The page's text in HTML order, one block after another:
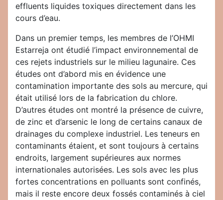
effluents liquides toxiques directement dans les
cours d’eau.
Dans un premier temps, les membres de l’OHMI
Estarreja ont étudié l’impact environnemental de
ces rejets industriels sur le milieu lagunaire. Ces
études ont d’abord mis en évidence une
contamination importante des sols au mercure, qui
était utilisé lors de la fabrication du chlore.
D’autres études ont montré la présence de cuivre,
de zinc et d’arsenic le long de certains canaux de
drainages du complexe industriel. Les teneurs en
contaminants étaient, et sont toujours à certains
endroits, largement supérieures aux normes
internationales autorisées. Les sols avec les plus
fortes concentrations en polluants sont confinés,
mais il reste encore deux fossés contaminés à ciel